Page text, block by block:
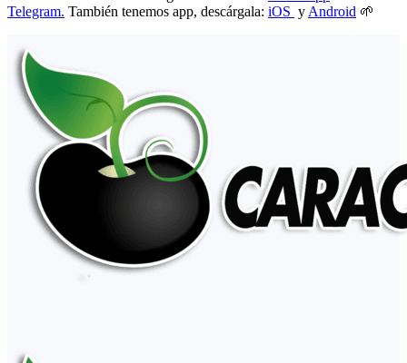
Telegram. También tenemos app, descárgala: iOS y Android 🌱